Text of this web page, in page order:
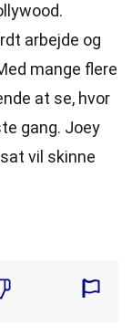
arbejde og
mange flere
at se, hvor
gang. Joey
vil skinne